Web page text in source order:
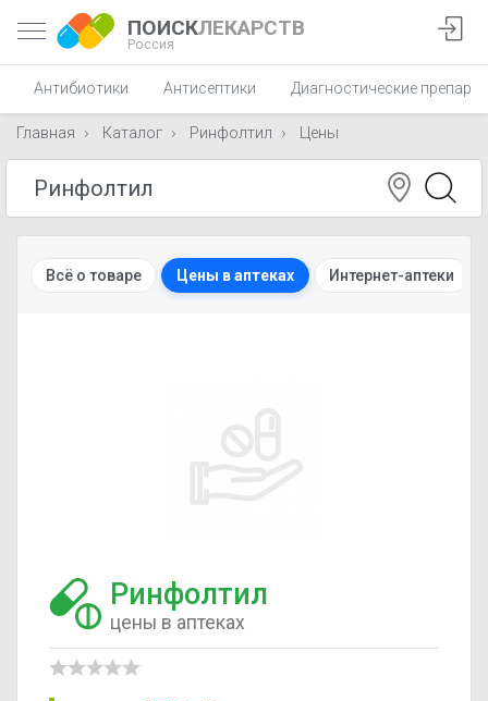
ПОИСКЛЕКАРСТВ
Россия
Антибиотики Антисептики Диагностические
Главная Каталог Ринфолтил Цены
Всё о товаре Цены в аптеках Интернет-аптеки
Ринфолтил
цены в аптеках